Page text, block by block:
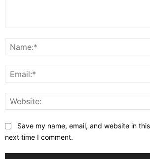
Save my name, email, and website in
next time I comment.